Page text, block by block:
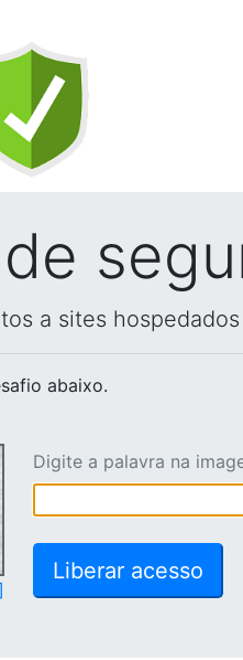
a sites
abaixo.
Digite a palavra na